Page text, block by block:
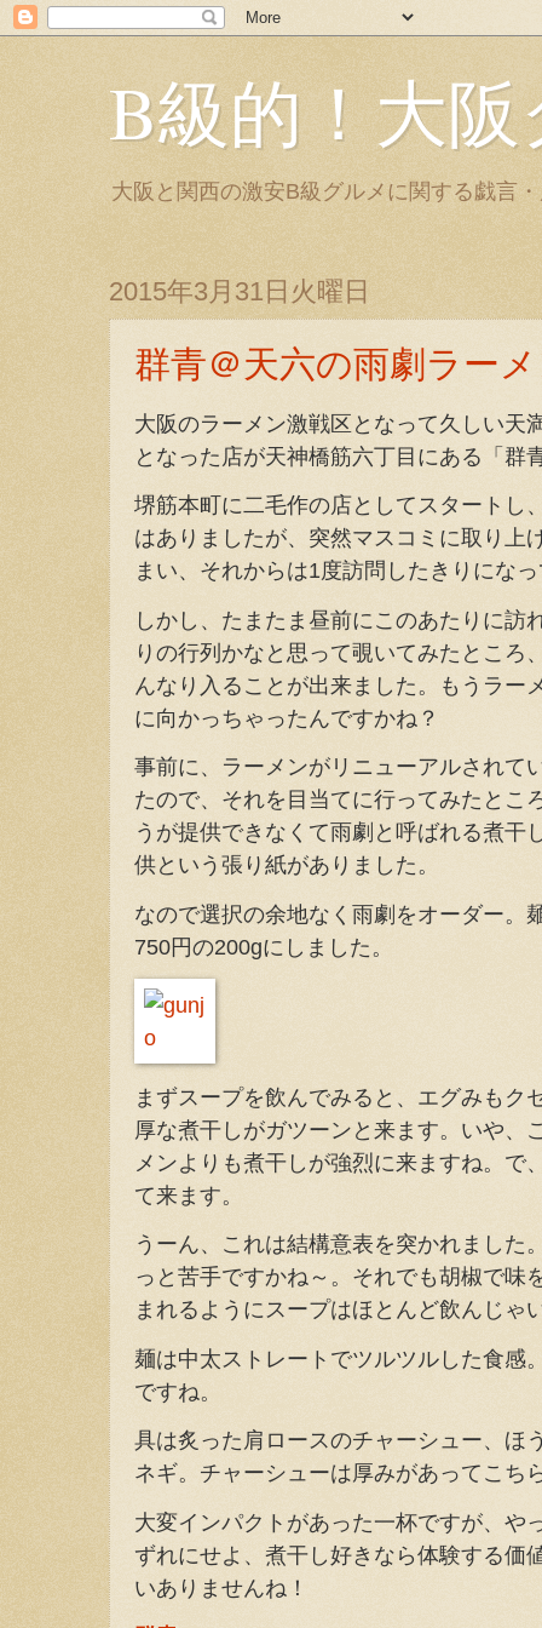
B級的！大
大阪と関西の激安B級グルメに関する戯言
2015年3月31日火曜日
群青＠天六の雨劇ラー
大阪のラーメン激戦区となって久しい天
となった店が天神橋筋六丁目にある「群
堺筋本町に二毛作の店としてスタートし
はありましたが、突然マスコミに取り上
まい、それからは1度訪問したきりにな
しかし、たまたま昼前にこのあたりに訪
りの行列かなと思って覗いてみたところ
んなり入ることが出来ました。もうラー
に向かっちゃったんですかね？
事前に、ラーメンがリニューアルされて
たので、それを目当てに行ってみたとこ
うが提供できなくて雨劇と呼ばれる煮干
供という張り紙がありました。
なので選択の余地なく雨劇をオーダー。
750円の200gにしました。
まずスープを飲んでみると、エグみもク
厚な煮干しがガツーンと来ます。いや、
メンよりも煮干しが強烈に来ますね。で
て来ます。
うーん、これは結構意表を突かれました
っと苦手ですかね～。それでも胡椒で味
まれるようにスープはほとんど飲んじゃ
麺は中太ストレートでツルツルした食感
ですね。
具は炙った肩ロースのチャーシュー、ほ
ネギ。チャーシューは厚みがあってこち
大変インパクトがあった一杯ですが、や
ずれにせよ、煮干し好きなら体験する価
いありませんね！